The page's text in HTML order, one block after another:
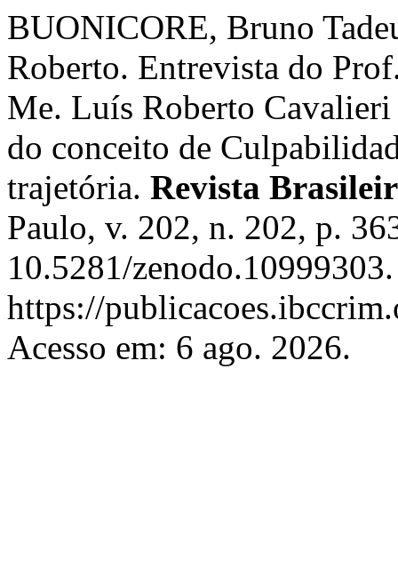
BUONICORE, Bruno
Roberto. Entrevista do
Me. Luís Roberto
do conceito de
trajetória. Revista
Paulo, v. 202, n. 202, p.
10.5281/
https://
Acesso em: 6 ago. 2026.